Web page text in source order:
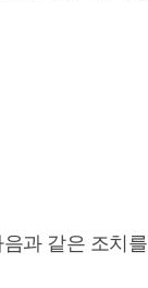
과 같은 조치